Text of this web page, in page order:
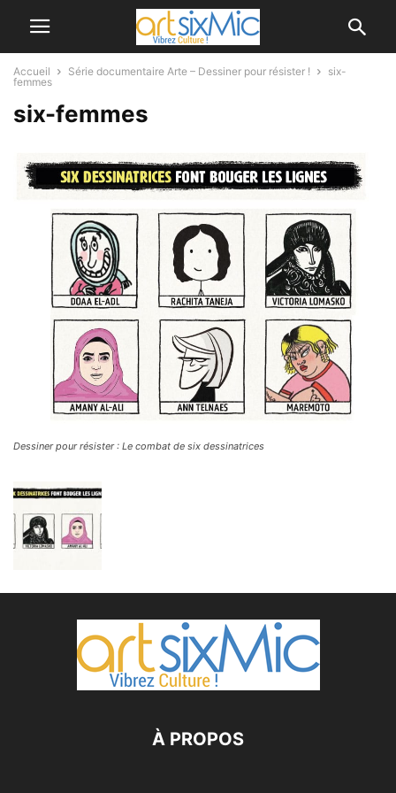
Accueil Série documentaire Arte – Dessiner pour résister !
six-
femmes
six-femmes
Dessiner pour résister : Le combat de six dessinatrices
À PROPOS